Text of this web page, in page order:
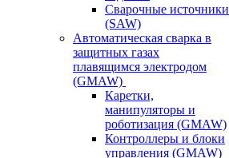
Сварочные источники
(SAW)
Автоматическая сварка в
защитных газах
плавящимся электродом
(GMAW)
Каретки,
манипуляторы и
роботизация (GMAW)
Контроллеры и блоки
управления (GMAW)